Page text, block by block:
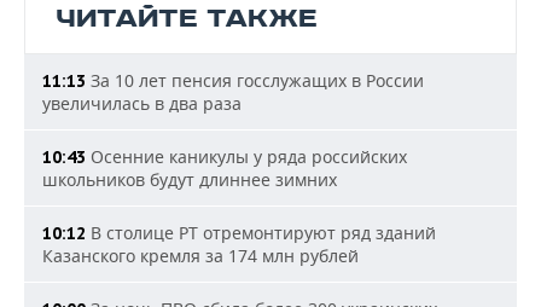
ЧИТАЙТЕ ТАКЖЕ
11:13 За 10 лет пенсия госслужащих в России
увеличилась в два раза
10:43 Осенние каникулы у ряда российских
школьников будут длиннее зимних
10:12 В столице РТ отремонтируют ряд зданий
Казанского кремля за 174 млн рублей